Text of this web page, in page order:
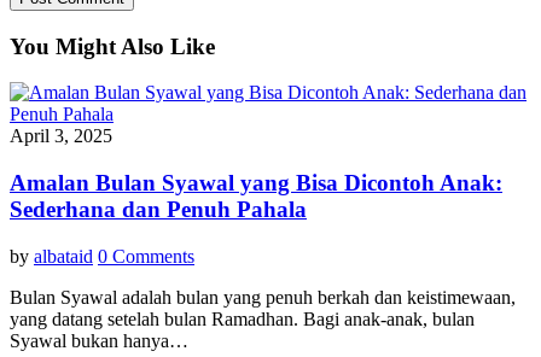
You Might Also Like
April 3, 2025
Amalan Bulan Syawal yang Bisa Dicontoh Anak:
Sederhana dan Penuh Pahala
by albataid 0 Comments
Bulan Syawal adalah bulan yang penuh berkah dan keistimewaan,
yang datang setelah bulan Ramadhan. Bagi anak-anak, bulan
Syawal bukan hanya…